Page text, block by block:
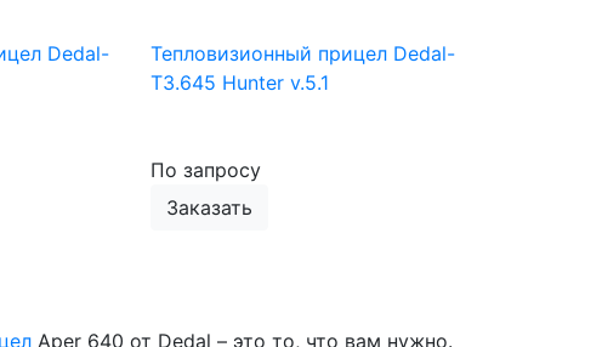
Dedal-
Тепловизионный прицел Dedal-
T3.645 Hunter v.5.1
По запросу
Заказать
Aper 640 от Dedal – это то, что вам нужно.